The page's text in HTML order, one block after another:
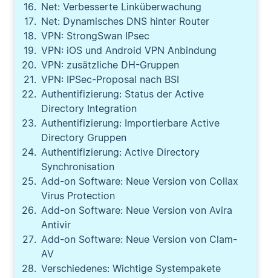
Net: Verbesserte Linküberwachung
Net: Dynamisches DNS hinter Router
VPN: StrongSwan IPsec
VPN: iOS und Android VPN Anbindung
VPN: zusätzliche DH-Gruppen
VPN: IPSec-Proposal nach BSI
Authentifizierung: Status der Active
Directory Integration
Authentifizierung: Importierbare Active
Directory Gruppen
Authentifizierung: Active Directory
Synchronisation
Add-on Software: Neue Version von Collax
Virus Protection
Add-on Software: Neue Version von Avira
Antivir
Add-on Software: Neue Version von Clam-
AV
Verschiedenes: Wichtige Systempakete